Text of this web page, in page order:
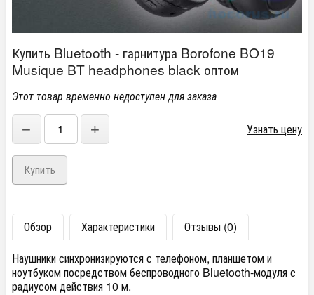
Купить Bluetooth - гарнитура Borofone BO19
Musique BT headphones black оптом
Этот товар временно недоступен для заказа
− + Узнать цену
Обзор Характеристики
Отзывы (0)
Наушники синхронизируются с телефоном, планшетом и
ноутбуком посредством беспроводного Bluetooth-модуля с
радиусом действия 10 м.